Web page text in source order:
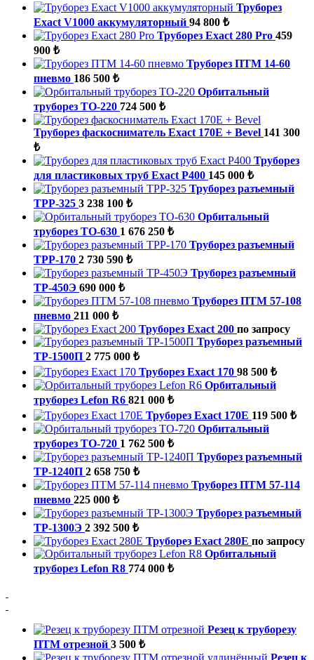
Труборез
Exact V1000 аккумуляторный 94 800 ₺
Труборез Exact 280 Pro 459
900 ₺
Труборез ПТМ 14-60
пневмо 186 500 ₺
Орбитальный
труборез ТО-220 724 500 ₺
Труборез фаскосниматель Exact 170E + Bevel 141 300
₺
Труборез
для пластиковых труб Exact P400 145 000 ₺
Труборез разъемный
ТРР-325 3 238 100 ₺
Орбитальный
труборез ТО-630 1 676 250 ₺
Труборез разъемный
ТРР-170 2 730 590 ₺
Труборез разъемный
ТР-450Э 690 000 ₺
Труборез ПТМ 57-108
пневмо 211 000 ₺
Труборез Exact 200 по запросу
Труборез разъемный
ТР-1500П 2 775 000 ₺
Труборез Exact 170 98 500 ₺
Орбитальный
труборез Lefon R6 821 000 ₺
Труборез Exact 170E 119 500 ₺
Орбитальный
труборез ТО-720 1 762 500 ₺
Труборез разъемный
ТР-1240П 2 658 750 ₺
Труборез ПТМ 57-114
пневмо 225 000 ₺
Труборез разъемный
ТР-1300Э 2 392 500 ₺
Труборез Exact 280E по запросу
Орбитальный
труборез Lefon R8 774 000 ₺
Резец к труборезу
ПТМ отрезной 3 500 ₺
Резец к